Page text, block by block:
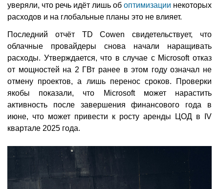
уверяли, что речь идёт лишь об оптимизации некоторых
расходов и на глобальные планы это не влияет.
Последний отчёт TD Cowen свидетельствует, что
облачные провайдеры снова начали наращивать
расходы. Утверждается, что в случае с Microsoft отказ
от мощностей на 2 ГВт ранее в этом году означал не
отмену проектов, а лишь перенос сроков. Проверки
якобы показали, что Microsoft может нарастить
активность после завершения финансового года в
июне, что может привести к росту аренды ЦОД в IV
квартале 2025 года.